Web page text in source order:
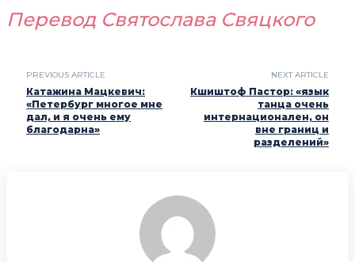
Перевод Святослава Свяцкого
PREVIOUS ARTICLE
Катажина Мацкевич:
«Петербург многое мне
дал, и я очень ему
благодарна»
NEXT ARTICLE
Кшиштоф Пастор: «язык
танца очень
интернационален, он
вне границ и
разделений»